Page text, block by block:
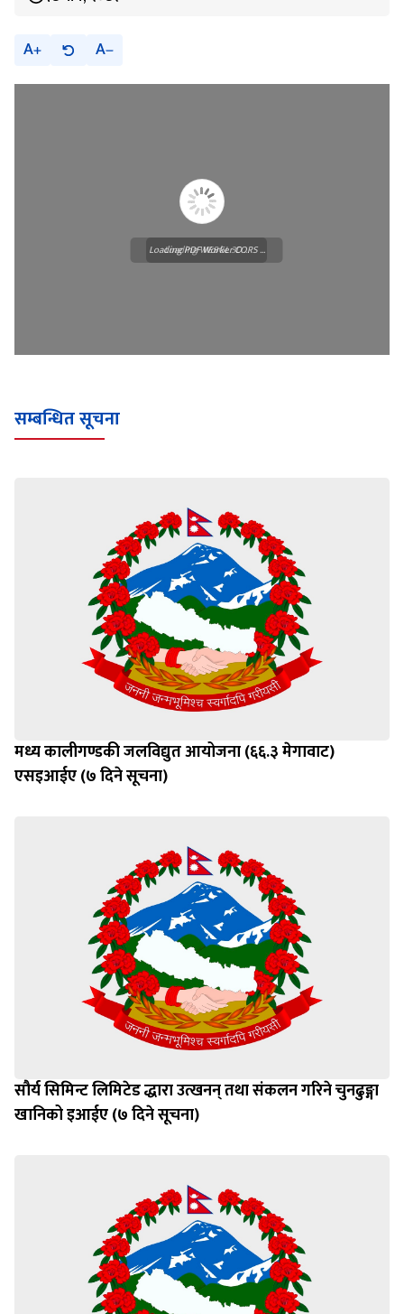
A A
Loading WEBGL 3D ...
Loading PDF Worker CORS ...
सम्बन्धित सूचना
मध्य कालीगण्डकी जलविद्युत आयोजना (६६.३ मेगावाट)
एसइआईए (७ दिने सूचना)
सौर्य सिमिन्ट लिमिटेड द्धारा उत्खनन् तथा संकलन गरिने चुनढुङ्गा
खानिको इआईए (७ दिने सूचना)